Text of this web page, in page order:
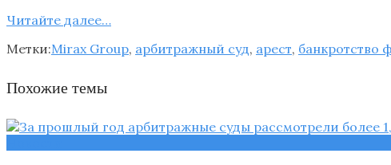
Читайте далее…
Метки:Mirax Group, арбитражный суд, арест, банкротство
Похожие темы